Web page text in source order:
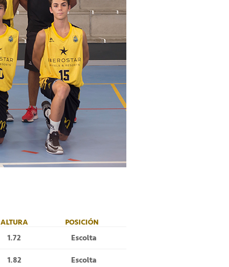
ALTURA POSICIÓN
1.72
Escolta
1.82
Escolta